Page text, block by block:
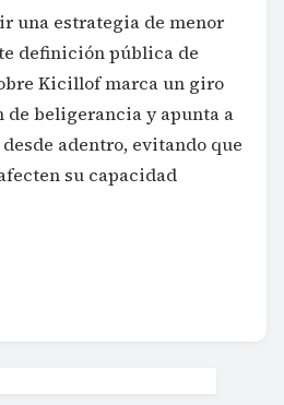
una estrategia de menor
definición pública de
Kicillof marca un giro
de beligerancia y apunta a
adentro, evitando que
su capacidad